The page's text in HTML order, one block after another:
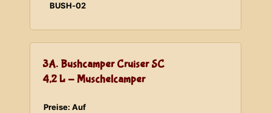
BUSH-02
3A. Bushcamper Cruiser SC
4,2 L - Muschelcamper
Preise: Auf